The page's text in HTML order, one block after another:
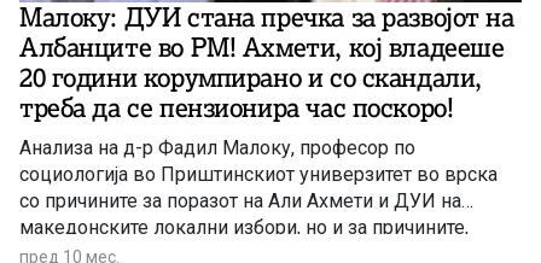
Малоку: ДУИ стана пречка за развојот на
Албанците во РМ! Ахмети, кој владееше
20 години корумпирано и со скандали,
треба да се пензионира час поскоро!
Анализа на д-р Фадил Малоку, професор по
социологија во Приштинскиот универзитет во врска
со причините за поразот на Али Ахмети и ДУИ на
македонските локални избори, но и за причините,
поради кои Ахмети се урниса како политички лидер во
пред 10 мес.